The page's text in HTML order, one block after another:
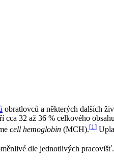
obratlovců a některých dalších
32 až 36 % celkového
cell hemoglobin (MCH).[1 ]
dle jednotlivých pracovišť.